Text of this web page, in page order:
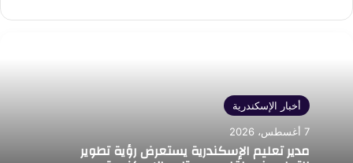
أخبار الإسكندرية
7 أغسطس، 2026
مدير تعليم الإسكندرية يستعرض رؤية تطوير